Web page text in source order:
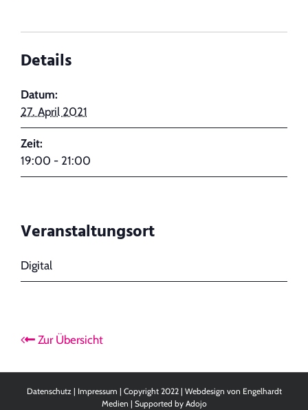
Details
Datum:
27. April 2021
Zeit:
19:00 - 21:00
Veranstaltungsort
Digital
Zur Übersicht
Datenschutz | Impressum | Copyright 2022 | Webdesign von Engelhardt
Medien | Supported by Adojo